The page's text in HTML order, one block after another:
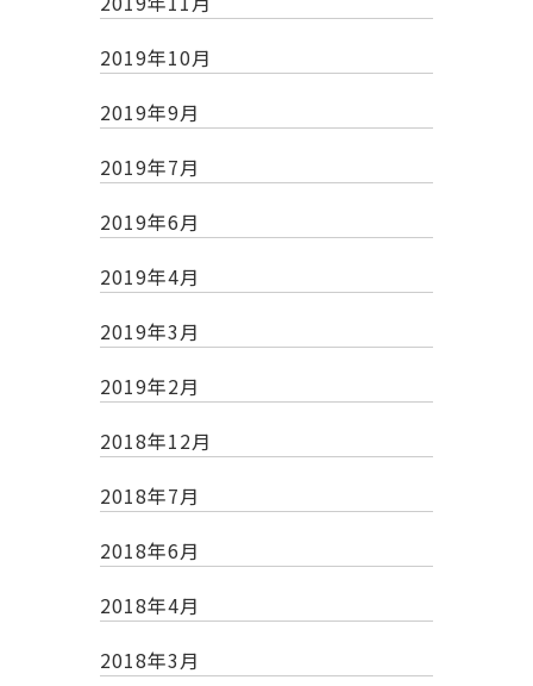
2019年10月
2019年9月
2019年7月
2019年6月
2019年4月
2019年3月
2019年2月
2018年12月
2018年7月
2018年6月
2018年4月
2018年3月